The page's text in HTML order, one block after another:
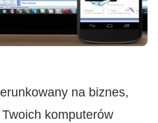
na biznes,
komputerów